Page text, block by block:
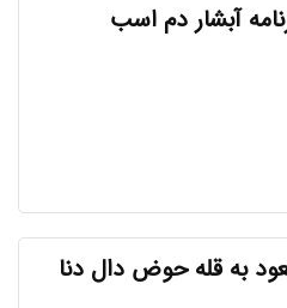
آبشار دم اسب
به قله حوض دال دنا